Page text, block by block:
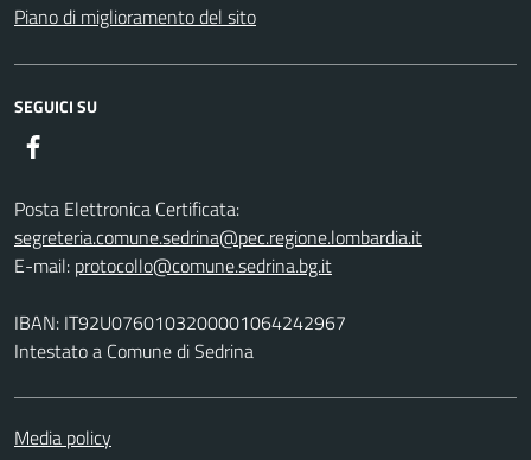
Piano di miglioramento del sito
SEGUICI SU
Posta Elettronica Certificata:
segreteria.comune.sedrina@pec.regione.lombardia.it
E-mail: protocollo@comune.sedrina.bg.it
IBAN: IT92U0760103200001064242967
Intestato a Comune di Sedrina
Media policy